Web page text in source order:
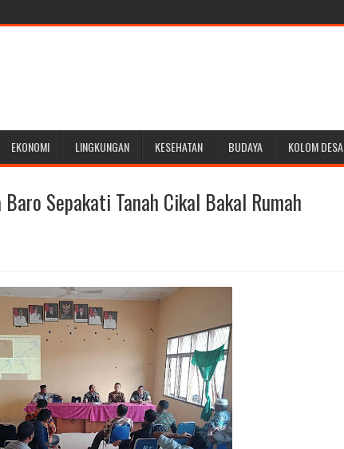
EKONOMI LINGKUNGAN KESEHATAN BUDAYA KOLOM DESA
Sepakati Tanah Cikal Bakal Rumah